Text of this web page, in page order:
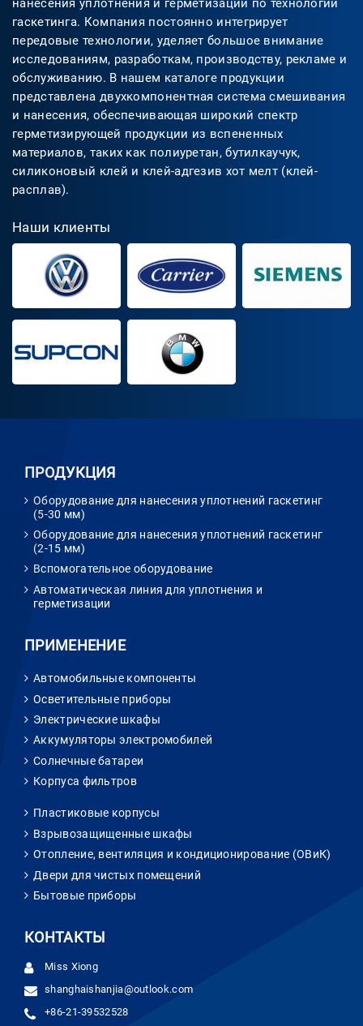
нанесения уплотнения и герметизации по технологии
гаскетинга. Компания постоянно интегрирует
передовые технологии, уделяет большое внимание
исследованиям, разработкам, производству, рекламе и
обслуживанию. В нашем каталоге продукции
представлена двухкомпонентная система смешивания
и нанесения, обеспечивающая широкий спектр
герметизирующей продукции из вспененных
материалов, таких как полиуретан, бутилкаучук,
силиконовый клей и клей-адгезив хот мелт (клей-
расплав).
Наши клиенты
ПРОДУКЦИЯ
Оборудование для нанесения уплотнений гаскетинг
(5-30 мм)
Оборудование для нанесения уплотнений гаскетинг
(2-15 мм)
Вспомогательное оборудование
Автоматическая линия для уплотнения и
герметизации
ПРИМЕНЕНИЕ
Автомобильные компоненты
Осветительные приборы
Электрические шкафы
Аккумуляторы электромобилей
Солнечные батареи
Корпуса фильтров
Пластиковые корпусы
Взрывозащищенные шкафы
Отопление, вентиляция и кондиционирование (ОВиК)
Двери для чистых помещений
Бытовые приборы
КОНТАКТЫ
Miss Xiong
shanghaishanjia@outlook.com
+86-21-39532528